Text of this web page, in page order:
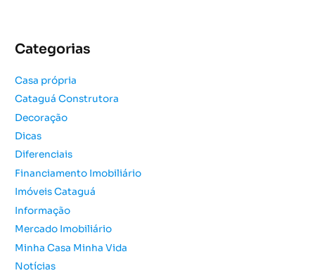
i
a
r
p
o
r
:
Categorias
Casa própria
Cataguá Construtora
Decoração
Dicas
Diferenciais
Financiamento Imobiliário
Imóveis Cataguá
Informação
Mercado Imobiliário
Minha Casa Minha Vida
Notícias